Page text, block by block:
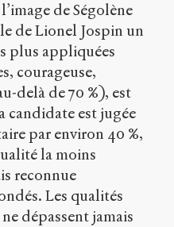
de Ségolène
de Lionel Jospin un
plus appliquées
courageuse,
delà de 70 %), est
candidate est jugée
par environ 40 %,
la moins
reconnue
Les qualités
dépassent jamais